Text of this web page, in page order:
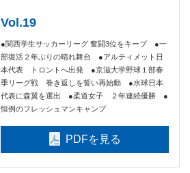
Vol.19
●関西学生サッカーリーグ 奮闘3位をキープ ●一
部復活２年ぶりの晴れ舞台 ●アルティメット日
本代表 トロントへ出発 ●京滋大学野球１部春
季リーグ戦 巻き返しを誓い再始動 ●水球日本
代表に森翼を選出 ●柔道女子 ２年連続優勝 ●
恒例のフレッシュマンキャンプ
PDFを見る